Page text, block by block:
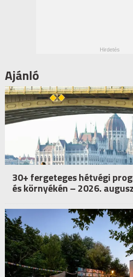
Ajánló
30+ fergeteges hétvégi
és környékén – 2026.